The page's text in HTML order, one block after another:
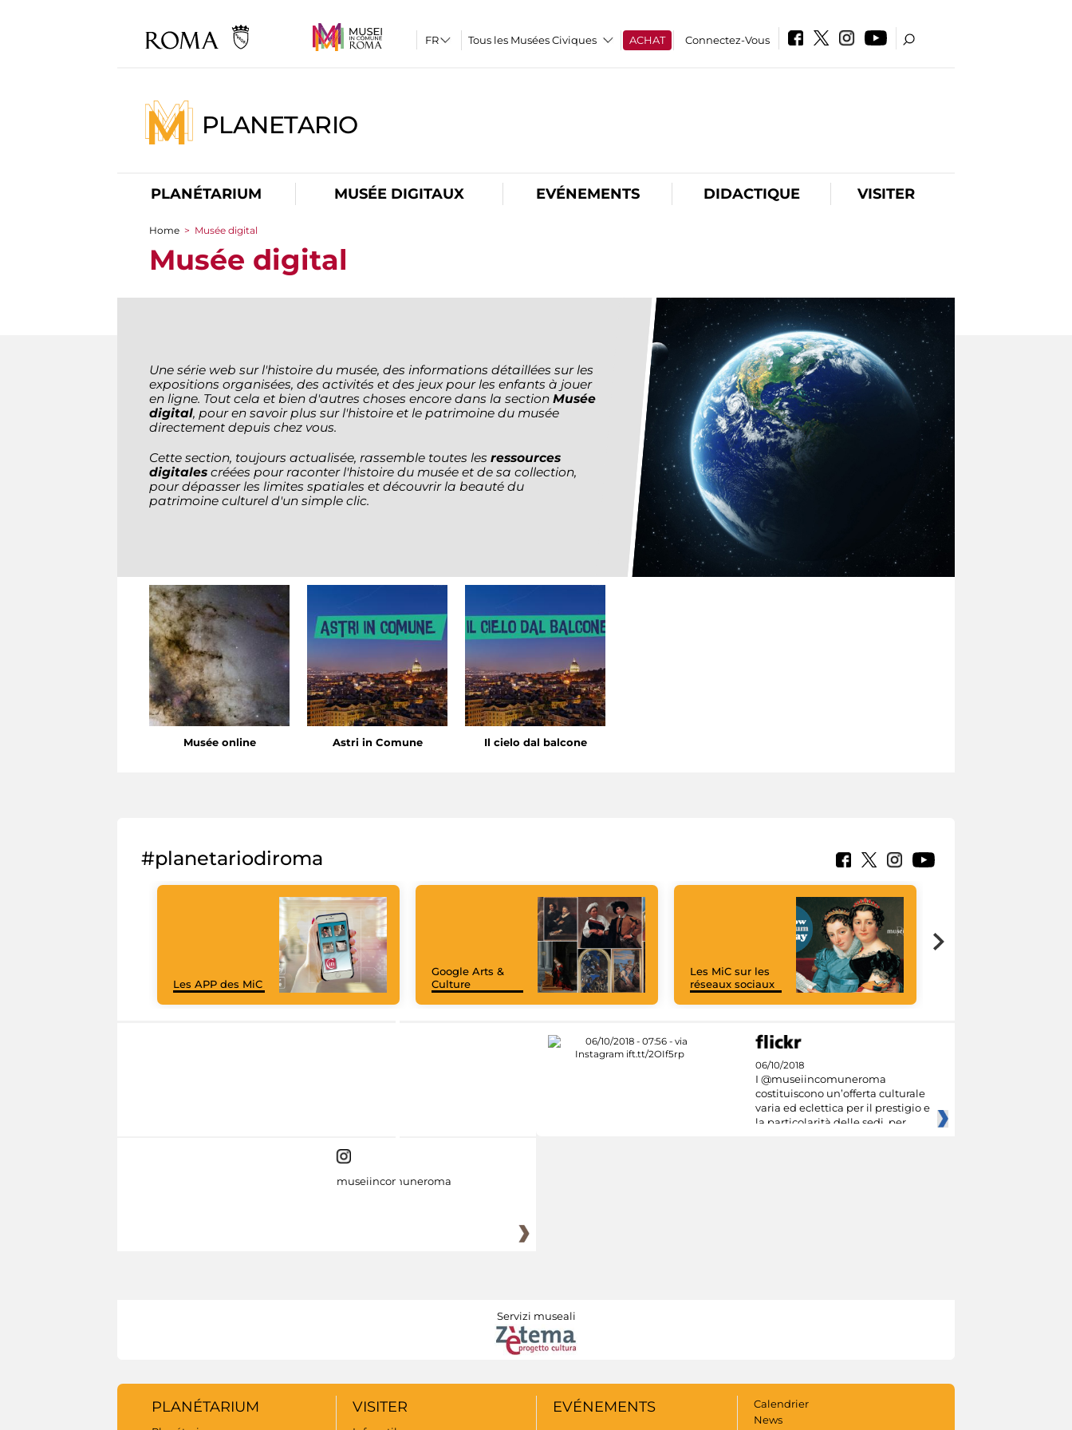
Tous les Musées Civiques ACHAT Connectez-Vous
PLANETARIO
PLANÉTARIUM MUSÉE DIGITAUX EVÉNEMENTS DIDACTIQUE VISITER
You are here
Home > Musée digital
Musée digital
Une série web sur l'histoire du musée, des informations détaillées sur les
expositions organisées, des activités et des jeux pour les enfants à jouer
en ligne. Tout cela et bien d'autres choses encore dans la section Musée
digital, pour en savoir plus sur l'histoire et le patrimoine du musée
directement depuis chez vous.
Cette section, toujours actualisée, rassemble toutes les ressources
digitales créées pour raconter l'histoire du musée et de sa collection,
pour dépasser les limites spatiales et découvrir la beauté du
patrimoine culturel d'un simple clic.
Musée online Astri in Comune Il cielo dal balcone
#planetariodiroma
Les APP des MiC
Google Arts &
Culture
Les MiC sur les
réseaux sociaux
06/10/2018
I @museiincomuneroma
costituiscono un’offerta culturale
varia ed eclettica per il prestigio e
la particolarità delle sedi, per
museiincomuneroma
Servizi museali
PLANÉTARIUM VISITER EVÉNEMENTS
Calendrier
News